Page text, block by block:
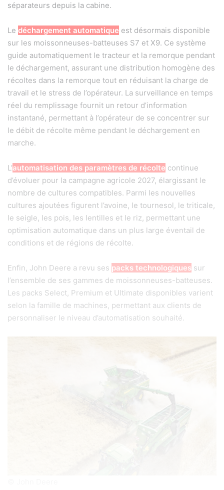
séparateurs depuis la cabine.
Le déchargement automatique est désormais disponible
sur les moissonneuses-batteuses S7 et X9. Ce système
guide automatiquement le tracteur et la remorque pendant
le déchargement, assurant une distribution homogène des
récoltes dans la remorque tout en réduisant la charge de
travail et le stress de l’opérateur. La surveillance en temps
réel du remplissage fournit un retour d’information
instantané, permettant à l’opérateur de se concentrer sur
le débit de récolte même pendant le déchargement en
marche.
L’automatisation des paramètres de récolte continue
d’évoluer pour la campagne agricole 2027, élargissant le
nombre de cultures compatibles. Parmi les nouvelles
cultures ajoutées figurent l’avoine, le tournesol, le triticale,
le seigle, les pois, les lentilles et le riz, permettant une
optimisation automatique dans un plus large éventail de
conditions et de régions de récolte.
Enfin, John Deere a revu ses packs technologiques sur
l’ensemble de ses gammes de moissonneuses-batteuses.
Les packs Select, Premium et Ultimate disponibles varient
selon la famille de machines, permettant aux clients de
personnaliser le niveau d’automatisation souhaité.